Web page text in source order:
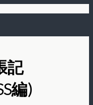
記
編)